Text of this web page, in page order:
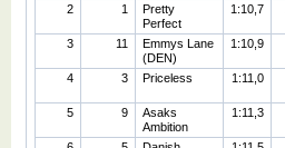
2 1
Pretty
Perfect
1:10,7
3
11
Emmys Lane
(DEN)
1:10,9
4
3 Priceless 1:11,0
5
9
Asaks
Ambition
1:11,3